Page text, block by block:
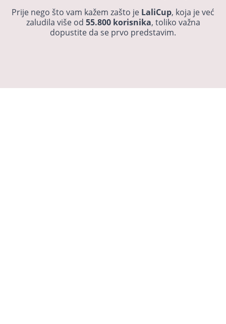
Prije nego što vam kažem zašto je LaliCup, koja je već
zaludila više od 55.800 korisnika, toliko važna
dopustite da se prvo predstavim.